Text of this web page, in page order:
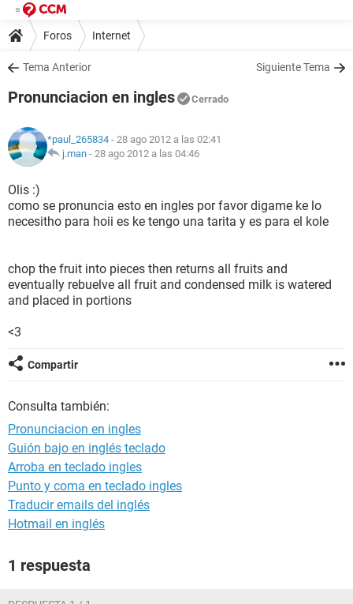
Foros Internet
Tema Anterior Siguiente Tema
Pronunciacion en ingles Cerrado
*paul_265834 - 28 ago 2012 a las 02:41
j.man - 28 ago 2012 a las 04:46
Olis :)
como se pronuncia esto en ingles por favor digame ke lo
necesitho para hoii es ke tengo una tarita y es para el kole
chop the fruit into pieces then returns all fruits and
eventually rebuelve all fruit and condensed milk is watered
and placed in portions
<3
Compartir
Consulta también:
Pronunciacion en ingles
Guión bajo en inglés teclado
Arroba en teclado ingles
Punto y coma en teclado ingles
Traducir emails del inglés
Hotmail en inglés
1 respuesta